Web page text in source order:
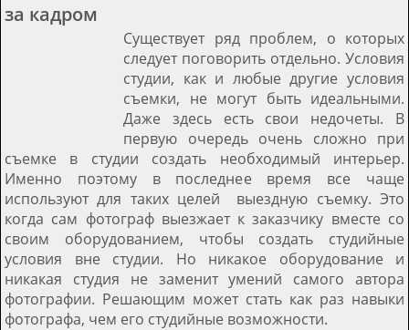
за кадром
Существует ряд проблем, о которых
следует поговорить отдельно. Условия
студии, как и любые другие условия
съемки, не могут быть идеальными.
Даже здесь есть свои недочеты. В
первую очередь очень сложно при
съемке в студии создать необходимый интерьер.
Именно поэтому в последнее время все чаще
используют для таких целей выездную съемку. Это
когда сам фотограф выезжает к заказчику вместе со
своим оборудованием, чтобы создать студийные
условия вне студии. Но никакое оборудование и
никакая студия не заменит умений самого автора
фотографии. Решающим может стать как раз навыки
фотографа, чем его студийные возможности.